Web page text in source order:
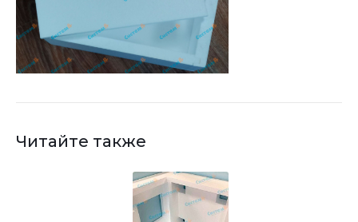
Читайте также